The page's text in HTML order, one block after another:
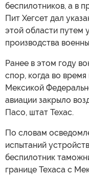
беспилотников, а в
Пит Хегсет дал
этой области путем
производства
Ранее в этом году
спор, когда во
Мексикой
авиации закрыло
Пасо, штат Техас.
По словам
испытаний
беспилотник
границе Техаса с